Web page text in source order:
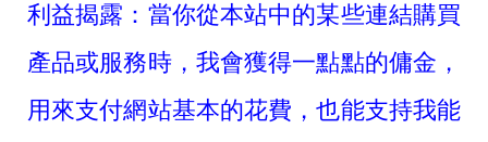
利益揭露：當你從本站中的某些連結購買
產品或服務時，我會獲得一點點的傭金，
用來支付網站基本的花費，也能支持我能